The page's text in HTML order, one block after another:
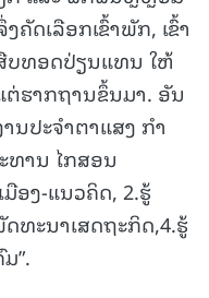
ດເລືອກເຂົ້າພັກ, ເຂົ້າ
ບທອດປ່ຽນແທນ ໃຫ້
ຮາກຖານຂຶ້ນມາ. ອັນ
ນປະຈຳຕາແສງ ກໍາ
ທານ ໄກສອນ
ອງ-ແນວຄິດ, 2.ຮູ້
ທະນາເສດຖະກິດ,4.ຮູ້
”.